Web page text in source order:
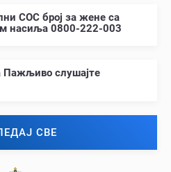
СОС број за жене са
насиља 0800-222-003
слушајте
СВЕ